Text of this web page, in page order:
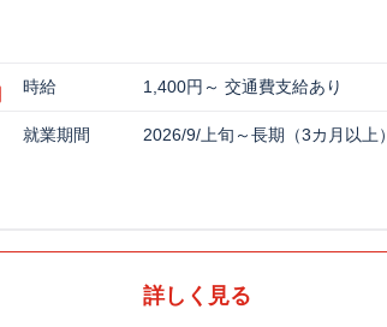
時給 1,400円～ 交通費支給あり
就業期間 2026/9/上旬～長期（3カ月以上）
詳しく見る